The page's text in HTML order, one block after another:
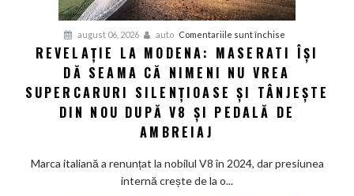
GWM
H10
august 06, 2026 auto Comentariile sunt închise
Revelație
la
Modena:
Maserati
își
REVELAȚIE LA MODENA: MASERATI ÎȘI
DĂ SEAMA CĂ NIMENI NU VREA
SUPERCARURI SILENȚIOASE ȘI TÂNJEȘTE
DIN NOU DUPĂ V8 ȘI PEDALĂ DE
AMBREIAJ
Marca italiană a renunțat la nobilul V8 în 2024, dar presiunea
internă crește de la o...